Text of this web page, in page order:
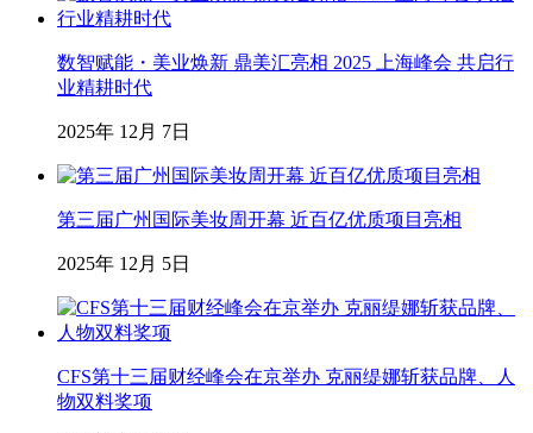
数智赋能・美业焕新 鼎美汇亮相 2025 上海峰会 共启行
业精耕时代
2025年 12月 7日
第三届广州国际美妆周开幕 近百亿优质项目亮相
2025年 12月 5日
CFS第十三届财经峰会在京举办 克丽缇娜斩获品牌、人
物双料奖项